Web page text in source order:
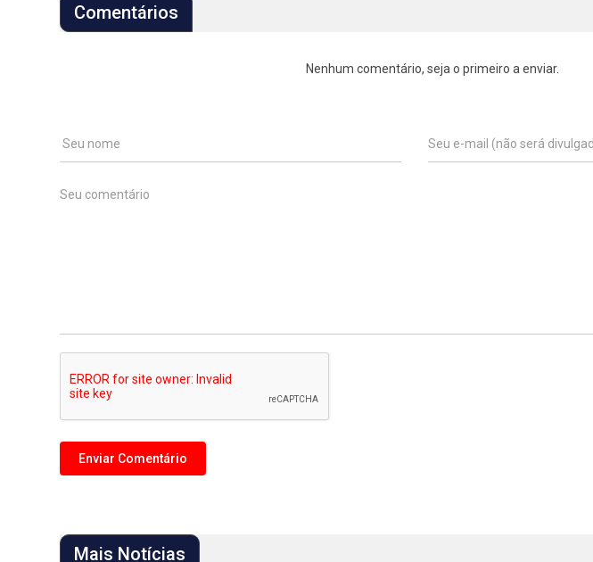
Comentários
Nenhum comentário, seja o primeiro a enviar.
Mais Notícias